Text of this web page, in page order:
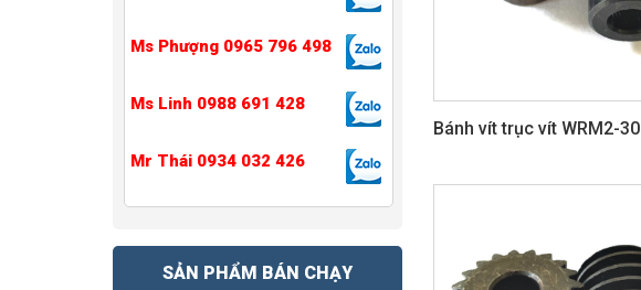
Bánh vít trục vít WRM2-30
Ms Phượng 0965 796 498
Ms Linh 0988 691 428
Mr Thái 0934 032 426
SẢN PHẨM BÁN CHẠY